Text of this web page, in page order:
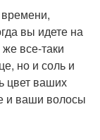
вы идете на
все-таки
но и соль и
цвет ваших
и ваши волосы